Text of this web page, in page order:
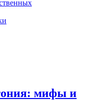
мифы и